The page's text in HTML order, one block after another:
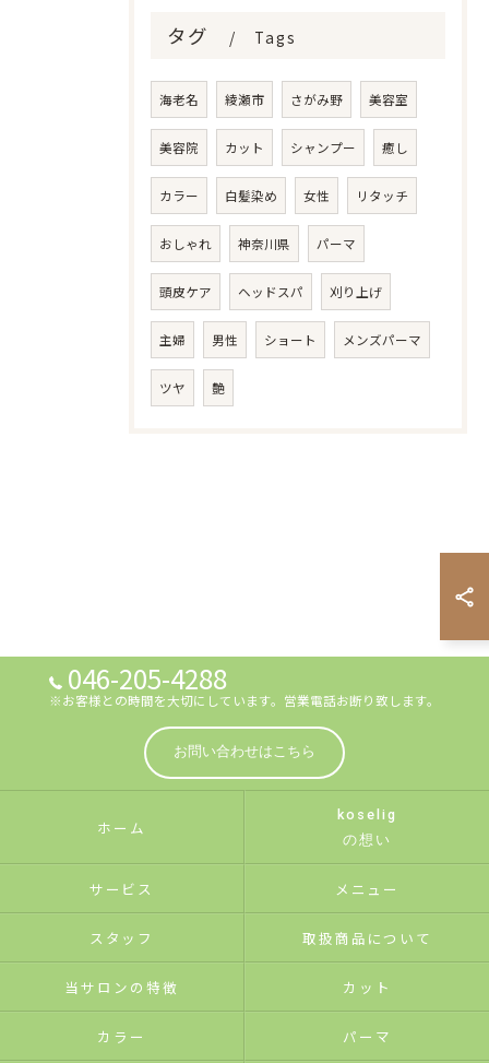
タグ Tags
海老名 綾瀬市 さがみ野 美容室
美容院 カット シャンプー 癒し
カラー 白髪染め 女性 リタッチ
おしゃれ 神奈川県 パーマ
頭皮ケア ヘッドスパ 刈り上げ
主婦 男性 ショート メンズパーマ
ツヤ 艶
046-205-4288
※お客様との時間を大切にしています。営業電話お断り致します。
お問い合わせはこちら
ホーム
koselig
の想い
サービス メニュー
スタッフ 取扱商品について
当サロンの特徴 カット
カラー パーマ